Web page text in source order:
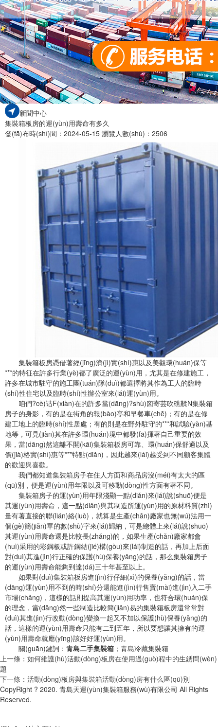
新聞中心
集裝箱板房的運(yùn)用壽命有多久
發(fā)布時(shí)間：2024-05-15 瀏覽人數(shù)：2506
集裝箱板房憑借著經(jīng)濟(jì)實(shí)惠以及美觀環(huán)保等
***的特征在許多行業(yè)都了廣泛的運(yùn)用，尤其是在修建施工，
許多在城市駐守的施工團(tuán)隊(duì)都選擇將其作為工人的臨時
(shí)性住宅以及臨時(shí)性辦公室來(lái)運(yùn)用。
咱們?cè)诂F(xiàn)在的許多當(dāng)?shù)囟寄芸吹礁鞣N集裝箱
房子的身影，有的是在街角的報(bào)亭和早餐車(chē)；有的是在修
建工地上的臨時(shí)性居處；有的則是在野外駐守的***和試驗(yàn)基
地等，可見(jiàn)其在許多環(huán)境中都發(fā)揮著自己重要的效
果，當(dāng)然這離不開(kāi)集裝箱板房可靠、環(huán)保舒適以及
價(jià)格實(shí)惠等***特點(diǎn)，因此越來(lái)越受到不同顧客集體
的歡迎與喜歡。
我們都知道集裝箱房子在住人方面和商品房沒(méi)有太大的區
(qū)別，便是運(yùn)用年限以及可移動(dòng)性方面有著不同。
集裝箱房子的運(yùn)用年限淺顯一點(diǎn)來(lái)說(shuō)便是
其運(yùn)用壽命，這一點(diǎn)與其制造所運(yùn)用的原材料質(zhì)
量有著直接的聯(lián)絡(luò)，就算是生產(chǎn)廠家也無(wú)法用一
個(gè)簡(jiǎn)單的數(shù)字來(lái)歸納，可是總體上來(lái)說(shuō)
其運(yùn)用壽命還是比較長(zhǎng)的，如果生產(chǎn)廠家都會
(huì)采用的彩鋼板或許鋼結(jié)構(gòu)來(lái)制造的話，再加上后面
對(duì)其進(jìn)行正確的保護(hù)保養(yǎng)的話，那么集裝箱房子
的運(yùn)用壽命能夠到達(dá)三十年甚至以上。
如果對(duì)集裝箱板房進(jìn)行仔細(xì)的保養(yǎng)的話，當
(dāng)運(yùn)用不到的時(shí)分還能進(jìn)行售賣(mài)進(jìn)入二手
市場(chǎng)，這樣的話則提高其運(yùn)用功率，也符合環(huán)保
的理念，當(dāng)然一些制造比較簡(jiǎn)易的集裝箱板房還常常對
(duì)其進(jìn)行改動(dòng)變換一起又不加以保護(hù)保養(yǎng)的
話，這樣的運(yùn)用壽命只能有二到五年，所以要想讓其擁有的運
(yùn)用壽命就應(yīng)該好好運(yùn)用。
關(guān)鍵詞： 青島二手集裝箱 ；青島冷藏集裝箱
上一條：如何維護(hù)活動(dòng)板房在使用過(guò)程中的生銹問(wèn)
題
下一條：活動(dòng)板房與集裝箱活動(dòng)房有什么區(qū)別
CopyRight ? 2020. 青島天運(yùn)集裝箱服務(wù)有限公司 All Rights
Reserved.